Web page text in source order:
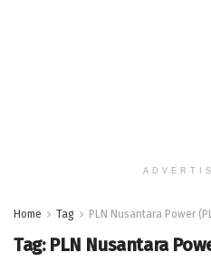
Home Tag PLN Nusantara Power
Tag: PLN Nusantara